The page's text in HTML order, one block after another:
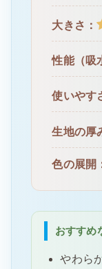
大きさ：
性能（吸
使いやす
生地の厚
色の展開
おすすめ
やわら